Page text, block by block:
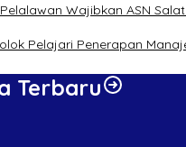
Wajibkan ASN
Pelajari Penerapan
Terbaru